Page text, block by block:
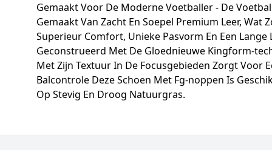
Gemaakt Voor De Moderne Voetballer - De
Gemaakt Van Zacht En Soepel Premium Leer, Wat
Superieur Comfort, Unieke Pasvorm En Een Lange
Geconstrueerd Met De Gloednieuwe Kingform-
Met Zijn Textuur In De Focusgebieden Zorgt Voor
Balcontrole Deze Schoen Met Fg-noppen Is
Op Stevig En Droog Natuurgras.